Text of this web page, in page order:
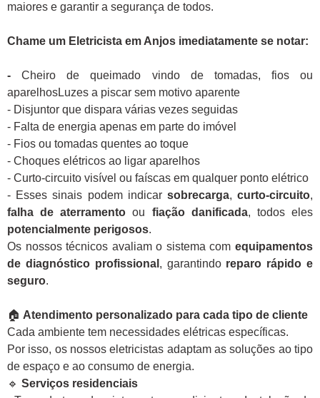
maiores e garantir a segurança de todos.
Chame um Eletricista em Anjos imediatamente se notar:
-Cheiro de queimado vindo de tomadas, fios ou
aparelhosLuzes a piscar sem motivo aparente
- Disjuntor que dispara várias vezes seguidas
- Falta de energia apenas em parte do imóvel
- Fios ou tomadas quentes ao toque
- Choques elétricos ao ligar aparelhos
- Curto-circuito visível ou faíscas em qualquer ponto elétrico
- Esses sinais podem indicar sobrecarga,curto-circuito,
falha de aterramento ou fiação danificada, todos eles
potencialmente perigosos.
Os nossos técnicos avaliam o sistema com equipamentos
de diagnóstico profissional , garantindo reparo rápido e
seguro.
🏠 Atendimento personalizado para cada tipo de cliente
Cada ambiente tem necessidades elétricas específicas.
Por isso, os nossos eletricistas adaptam as soluções ao tipo
de espaço e ao consumo de energia.
🔹 Serviços residenciais